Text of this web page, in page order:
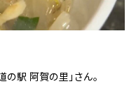
駅 阿賀の里｣さん。